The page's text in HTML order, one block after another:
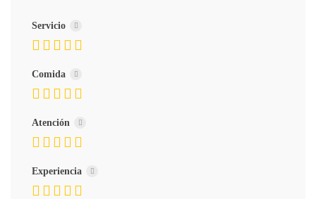
Servicio
Comida
Atención
Experiencia